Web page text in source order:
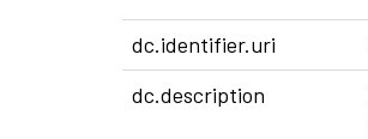
dc.identifier.uri
dc.description